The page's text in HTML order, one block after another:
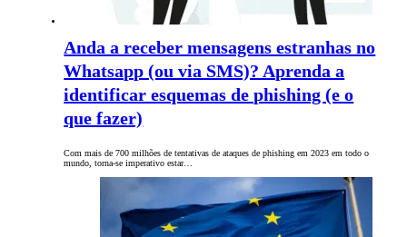
Anda a receber mensagens estranhas no
Whatsapp (ou via SMS)? Aprenda a
identificar esquemas de phishing (e o
que fazer)
Com mais de 700 milhões de tentativas de ataques de phishing em 2023 em todo o
mundo, torna-se imperativo estar…